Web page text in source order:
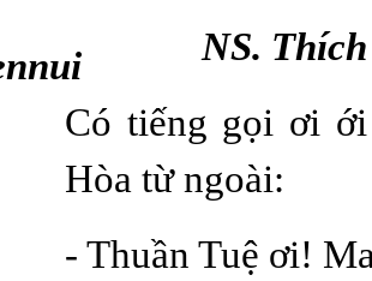
NS.
Có tiếng gọi ơi
Hòa từ ngoài:
- Thuần Tuệ ơi!